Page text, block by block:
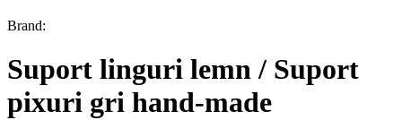
Brand:
Suport linguri lemn / Suport
pixuri gri hand-made